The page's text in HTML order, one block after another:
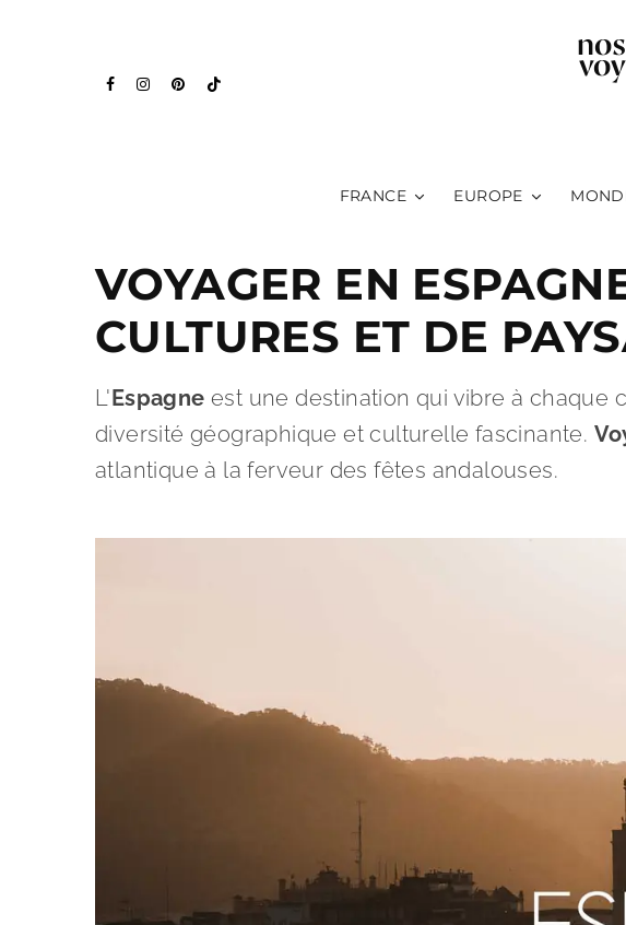
FRANCE EUROPE
VOYAGER EN
CULTURES ET DE
L'Espagne est une destination qui vibre à chaque
diversité géographique et culturelle fascinante.
atlantique à la ferveur des fêtes andalouses.